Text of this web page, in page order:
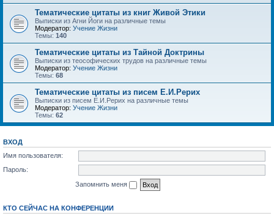
Тематические цитаты из книг Живой Этики
Выписки из Агни Йоги на различные темы
Модератор: Учение Жизни
Темы: 140
Тематические цитаты из Тайной Доктрины
Выписки из теософических трудов на различные темы
Модератор: Учение Жизни
Темы: 68
Тематические цитаты из писем Е.И.Рерих
Выписки из писем Е.И.Рерих на различные темы
Модератор: Учение Жизни
Темы: 62
ВХОД
Имя пользователя:
Пароль:
Запомнить меня
КТО СЕЙЧАС НА КОНФЕРЕНЦИИ